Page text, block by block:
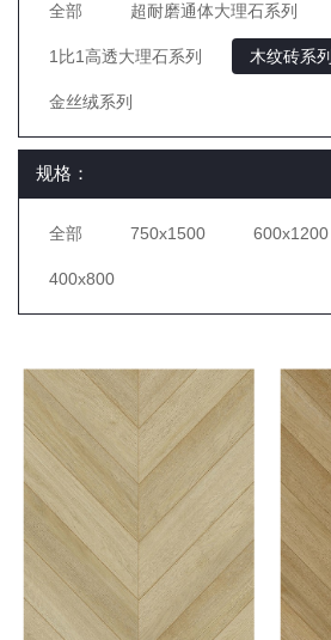
全部 超耐磨通体大理石系列
1比1高透大理石系列 木纹砖系列
金丝绒系列
规格：
全部 750x1500 600x1200
400x800